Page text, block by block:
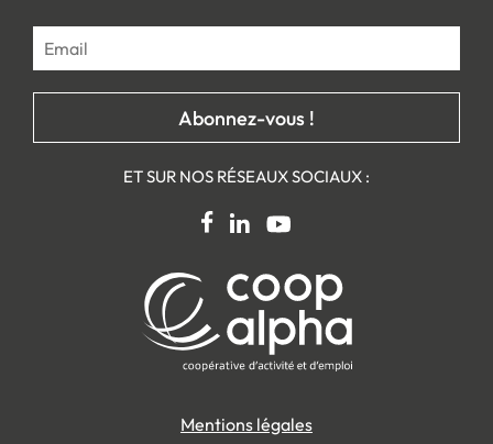
ET SUR NOS RÉSEAUX SOCIAUX :
Mentions légales